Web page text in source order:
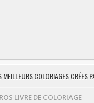
MEILLEURS COLORIAGES CRÉES
LIVRE DE COLORIAGE